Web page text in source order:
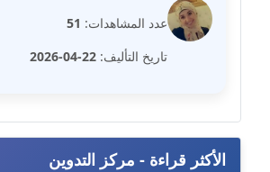
مدونة عاصم عرابي
مدونة عبد الرحمن محمد
عدد المشاهدات: 51
تاريخ التأليف: 22-04-2026
الأكثر قراءة - مركز التدوين